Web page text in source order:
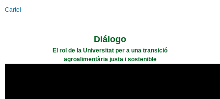
Cartel
Diálogo
El rol de la Universitat per a una transició
agroalimentària justa i sostenible